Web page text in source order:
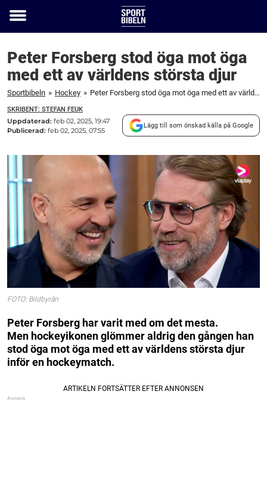
Toggle
Peter Forsberg stod öga mot öga
med ett av världens största djur
Sportbibeln » Hockey » Peter Forsberg stod öga mot öga med ett av världens största djur
SKRIBENT: STEFAN FEUK
Uppdaterad: feb 02, 2025, 19:47
Publicerad: feb 02, 2025, 07:55
Lägg till som önskad källa på Google
FOTO: Bildbyrån
Peter Forsberg har varit med om det mesta.
Men hockeyikonen glömmer aldrig den gången han
stod öga mot öga med ett av världens största djur
inför en hockeymatch.